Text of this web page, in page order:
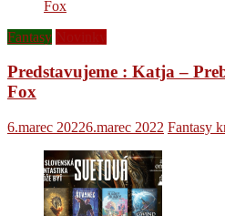
Fantasy
Predstavujeme : Katja –
Fox
6.marec 20226.marec 2022 Fantasy